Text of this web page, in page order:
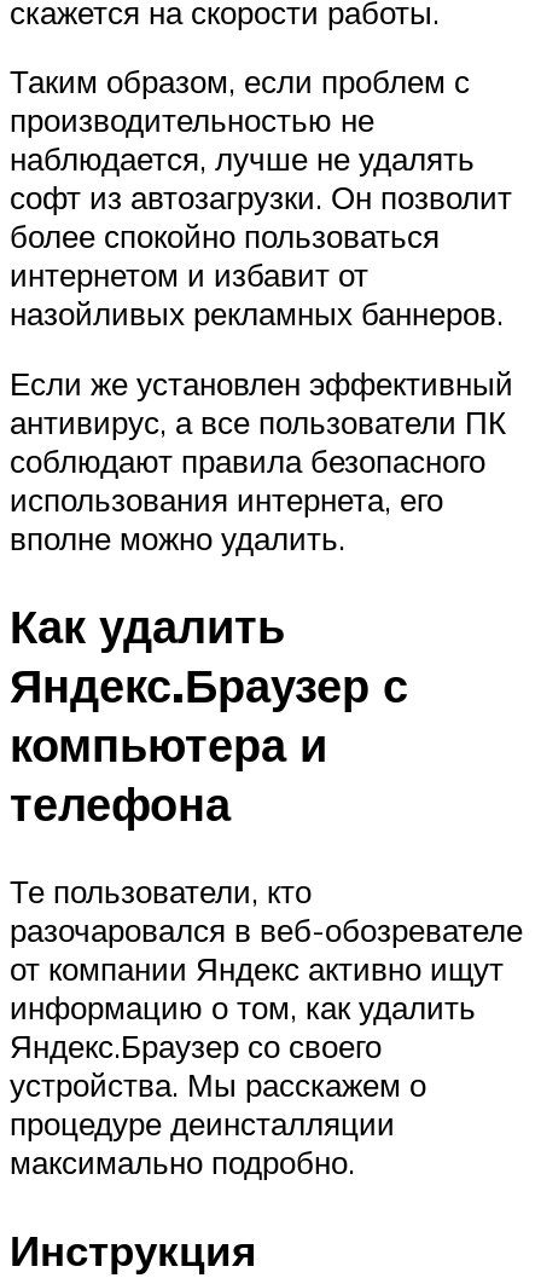
скажется на скорости работы.
Таким образом, если проблем с
производительностью не
наблюдается, лучше не удалять
софт из автозагрузки. Он позволит
более спокойно пользоваться
интернетом и избавит от
назойливых рекламных баннеров.
Если же установлен эффективный
антивирус, а все пользователи ПК
соблюдают правила безопасного
использования интернета, его
вполне можно удалить.
Как удалить
Яндекс.Браузер с
компьютера и
телефона
Те пользователи, кто
разочаровался в веб-обозревателе
от компании Яндекс активно ищут
информацию о том, как удалить
Яндекс.Браузер со своего
устройства. Мы расскажем о
процедуре деинсталляции
максимально подробно.
Инструкция